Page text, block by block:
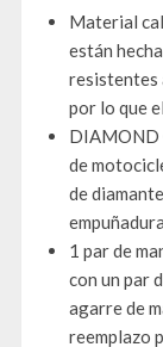
Material
están
resistentes
por lo que
DIAMOND
de
de
1 par de
con un par
agarre de
reemplazo